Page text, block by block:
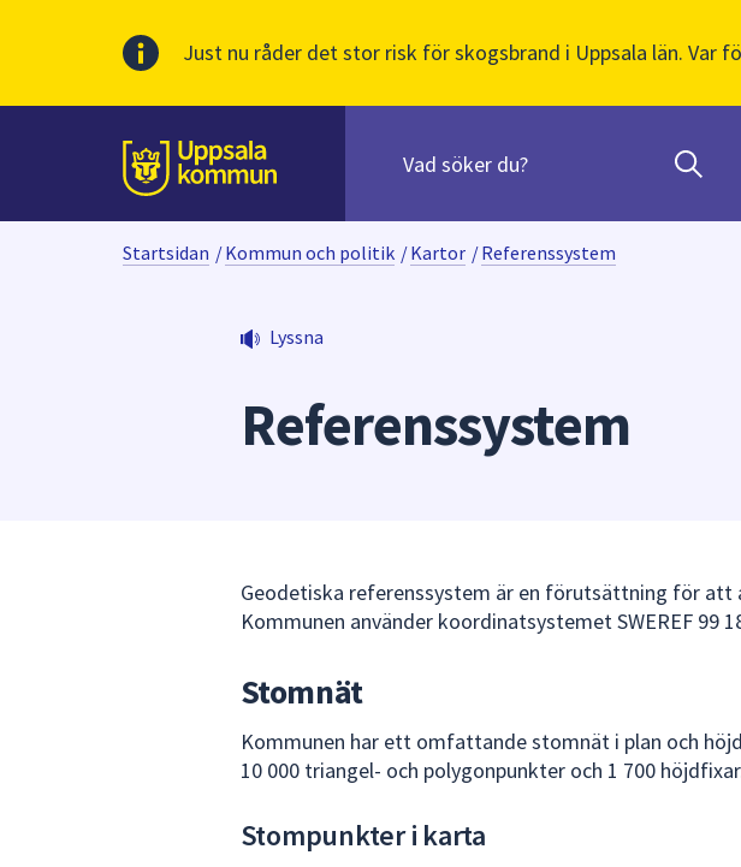
Just nu råder det stor risk för skogsbrand i Uppsala län. Var
Till sidans
huvudinnehåll
innehåll
När
kommer
fältet.
Använd
piltangenterna
att
mellan
sökförslagen
enter
Startsidan /Kommun och politik /Kartor /Referenssystem
Lyssna
Referenssystem
Geodetiska referenssystem är en förutsättning för att
Kommunen använder koordinatsystemet SWEREF 99
Stomnät
Kommunen har ett omfattande stomnät i plan och
10 000 triangel- och polygonpunkter och 1 700
Stompunkter i karta